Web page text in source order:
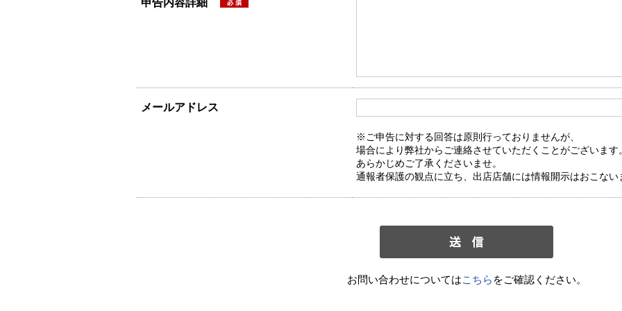
申告内容詳細
メールアドレス
※ご申告に対する回答は原則行っておりませんが、
場合により弊社からご連絡させていただくことがございます。
あらかじめご了承くださいませ。
通報者保護の観点に立ち、出店店舗には情報開示はおこない
お問い合わせについてはこちら をご確認ください。